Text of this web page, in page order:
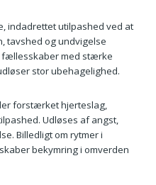
indadrettet utilpashed ved at
tavshed og undvigelse
med stærke
stor ubehagelighed.
forstærket hjerteslag,
Udløses af angst,
Billedligt om rytmer i
bekymring i omverden